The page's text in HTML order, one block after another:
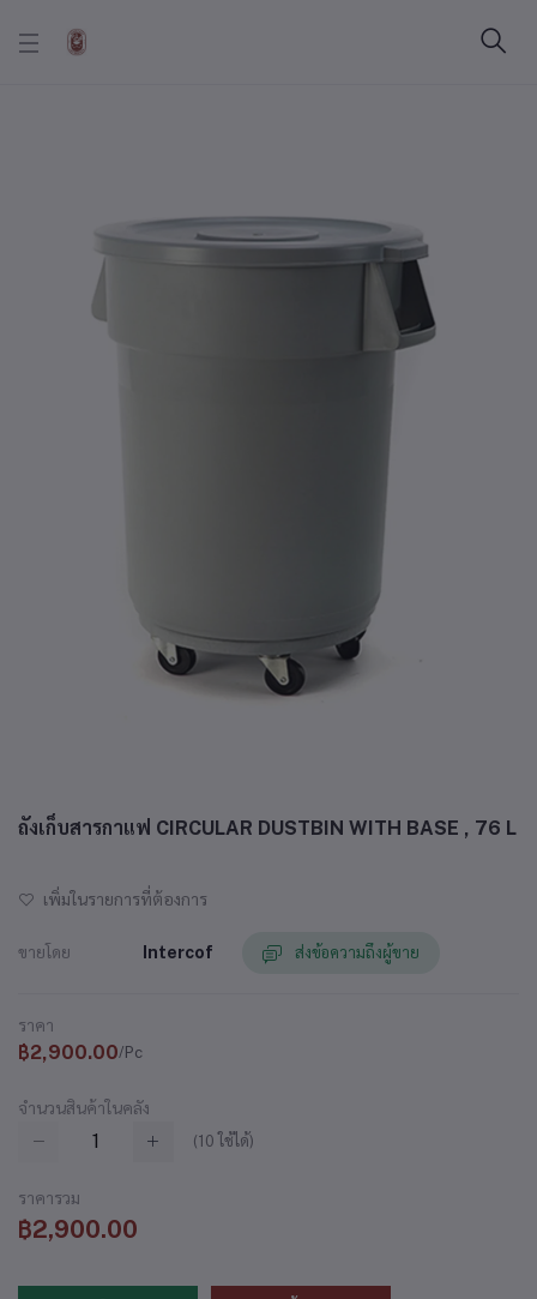
ถังเก็บสารกาแฟ CIRCULAR DUSTBIN WITH BASE , 76 L
เพิ่มในรายการที่ต้องการ
ขายโดย Intercof ส่งข้อความถึงผู้ขาย
ราคา
฿2,900.00/Pc
จำนวนสินค้าในคลัง
(10 ใช้ได้)
ราคารวม
฿2,900.00